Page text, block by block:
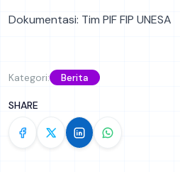
Dokumentasi: Tim PIF FIP UNESA
Kategori: Berita
SHARE